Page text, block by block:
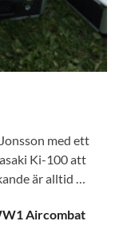
med ett
Ki-100 att
är alltid …
Aircombat